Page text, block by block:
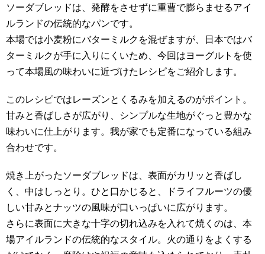
ソーダブレッドは、発酵をさせずに重曹で膨らませるアイ
ルランドの伝統的なパンです。
本場では小麦粉にバターミルクを混ぜますが、日本ではバ
ターミルクが手に入りにくいため、今回はヨーグルトを使
って本場風の味わいに近づけたレシピをご紹介します。
このレシピではレーズンとくるみを加えるのがポイント。
甘みと香ばしさが広がり、シンプルな生地がぐっと豊かな
味わいに仕上がります。我が家でも定番になっている組み
合わせです。
焼き上がったソーダブレッドは、表面がカリッと香ばし
く、中はしっとり。ひと口かじると、ドライフルーツの優
しい甘みとナッツの風味が口いっぱいに広がります。
さらに表面に大きな十字の切れ込みを入れて焼くのは、本
場アイルランドの伝統的なスタイル。火の通りをよくする